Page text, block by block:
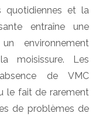
quotidiennes et la
entraîne une
environnement
moisissure. Les
de VMC
le fait de rarement
de problèmes de